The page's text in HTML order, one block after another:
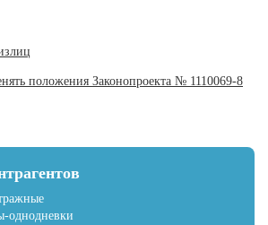
однодневки
положения Законопроекта № 1110069-8